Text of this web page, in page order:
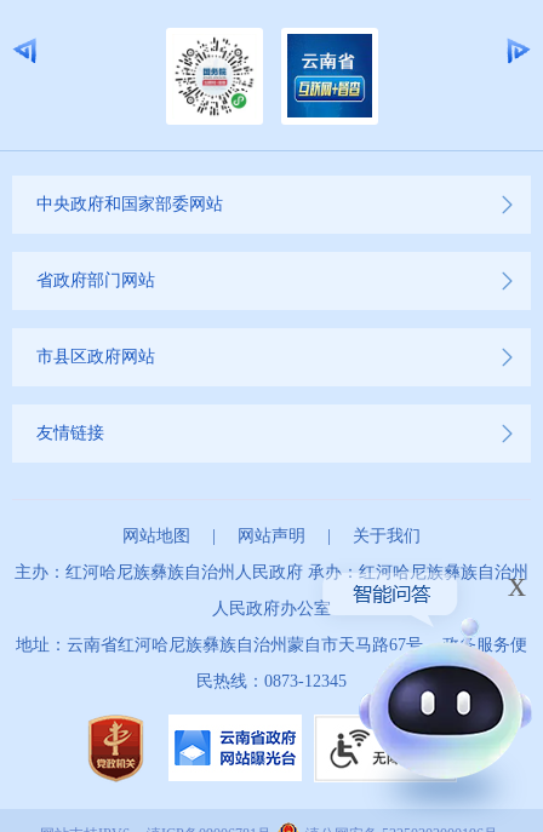
中央政府和国家部委网站
省政府部门网站
市县区政府网站
友情链接
网站地图 网站声明
关于我们
主办：红河哈尼族彝族自治州人民政府 承办：红河哈尼族彝族自治州
人民政府办公室
地址：云南省红河哈尼族彝族自治州蒙自市天马路67号 政务服务便
民热线：0873-12345
x